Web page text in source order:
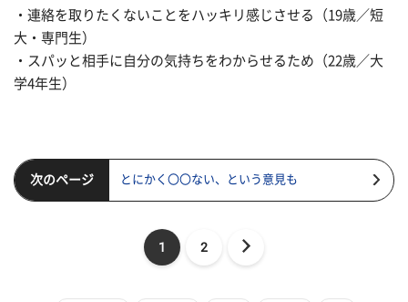
・連絡を取りたくないことをハッキリ感じさせる（19歳／短
大・専門生）
・スパッと相手に自分の気持ちをわからせるため（22歳／大
学4年生）
次のページ とにかく〇〇ない、という意見も
1 2